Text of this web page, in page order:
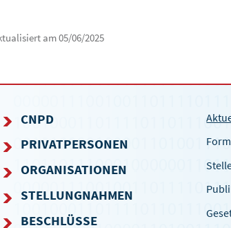
am05/06/2025
NAVIGATIONSMENÜ
CNPD
PRIVATPERSONEN
ORGANISATIONEN
STELLUNGNAHMEN
BESCHLÜSSE